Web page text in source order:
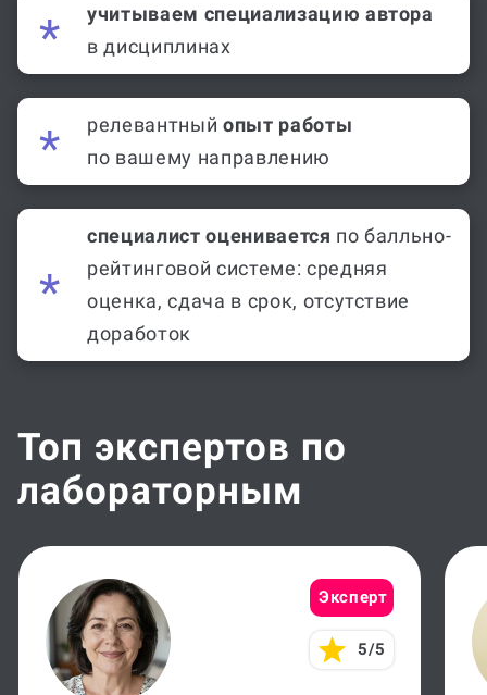
учитываем специализацию автора
в дисциплинах
релевантный опыт работы
по вашему направлению
специалист оценивается по балльно-
рейтинговой системе: средняя
оценка, сдача в срок, отсутствие
доработок
Топ экспертов по
лабораторным
Эксперт
5/5